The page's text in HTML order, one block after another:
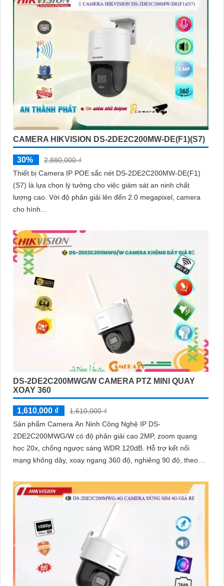
CAMERA HIKVISION DS-2DE2C200MW-DE(F1)(S7)
30%
2,880,000 ₫
Thiết bị Camera IP POE sắc nét DS-2DE2C200MW-DE(F1)
(S7) là lựa chọn lý tưởng cho việc giám sát an ninh chất
lượng cao. Với độ phân giải lên đến 2.0 megapixel, camera
cho hình...
DS-2DE2C200MWG/W CAMERA PTZ MINI QUAY
XOAY 360
1,610,000 ₫
1,610,000 ₫
Sản phẩm Camera An Ninh Công Nghệ IP DS-
2DE2C200MWG/W có độ phân giải cao 2MP, zoom quang
học 20x, chống ngược sáng WDR 120dB. Hỗ trợ kết nối
mạng không dây, xoay ngang 360 độ, nghiêng 90 độ, theo